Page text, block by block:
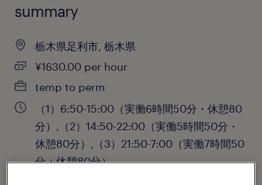
summary
栃木県足利市, 栃木県
¥1630.00 per hour
temp to perm
（1）6:50-15:00（実働6時間50分・休憩80
分）,（2）14:50-22:00（実働5時間50分・
休憩80分）,（3）21:50-7:00（実働7時間50
分・休憩80分）